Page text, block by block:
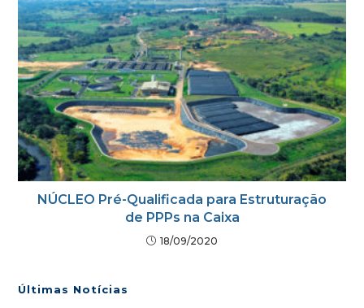
NÚCLEO Pré-Qualificada para Estruturação
de PPPs na Caixa
18/09/2020
Últimas Notícias